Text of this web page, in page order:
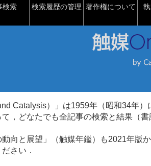
検索 検索履歴の管理 著作権について
Catalysis）」は1959年（昭和34年）
，どなたでも全記事の検索と結果（
向と展望」（触媒年鑑）も2021年版
さい．